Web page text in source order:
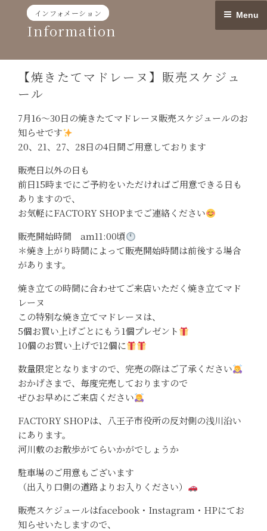
content
Menu
インフォメーション
Information
【焼きたてマドレーヌ】販売スケジュ
ール
7月16〜30日の焼きたてマドレーヌ販売スケジュールのお
知らせです
20、21、27、28日の4日間ご用意しております
販売日以外の日も
前日15時までにご予約をいただければご用意できる日も
ありますので、
お気軽にFACTORY SHOPまでご連絡ください
販売開始時間 am11:00頃
＊焼き上がり時間によって販売開始時間は前後する場合
があります。
焼き立ての時間に合わせてご来店いただく焼き立てマド
レーヌ
この特別な焼き立てマドレーヌは、
5個お買い上げごとにもう1個プレゼント
10個のお買い上げで12個に
数量限定となりますので、完売の際はご了承ください
おかげさまで、毎度完売しておりますので
ぜひお早めにご来店ください
FACTORY SHOPは、八王子市役所の反対側の浅川沿い
にあります。
河川敷のお散歩がてらいかがでしょうか
駐車場のご用意もございます
（出入り口側の道路よりお入りください）
販売スケジュールはfacebook・Instagram・HPにてお
知らせいたしますので、